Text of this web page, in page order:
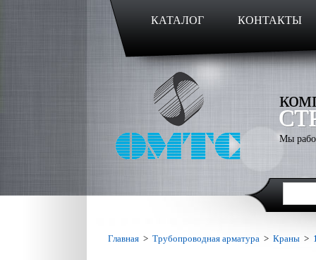
КАТАЛОГ КОНТАКТЫ
Мы
Главная > Трубопроводная арматура > Краны >